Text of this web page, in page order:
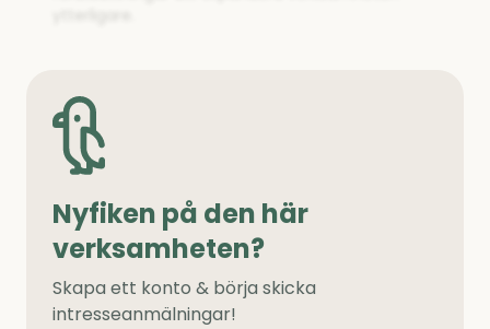
Nyfiken på den här
verksamheten?
Skapa ett konto & börja skicka
intresseanmälningar!